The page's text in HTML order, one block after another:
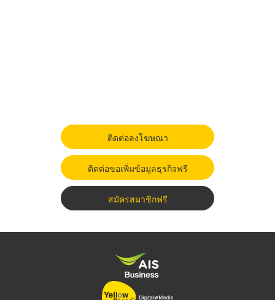
ติดต่อลงโฆษณา
ติดต่อขอเพิ่มข้อมูลธุรกิจฟรี
สมัครสมาชิกฟรี